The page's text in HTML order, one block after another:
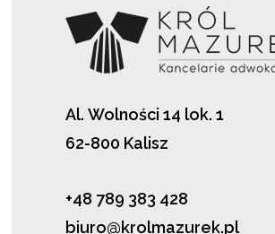
Al. Wolności 14 lok. 1
62-800 Kalisz
+48 789 383 428
biuro@krolmazurek.pl